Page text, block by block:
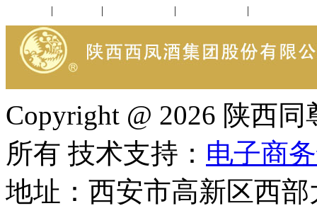
| | | |
Copyright @ 2026 陕西
所有 技术支持： 电子商
地址：西安市高新区西